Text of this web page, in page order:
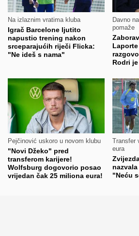
Na izlaznim vratima kluba
Igrač Barcelone ljutito
napustio trening nakon
srceparajućih riječi Flicka:
"Ne ideš s nama"
Davno
pomaže
Rodri
Pejčinović uskoro u novom klubu
"Novi Džeko" pred
transferom karijere!
Wolfsburg dogovorio posao
vrijedan čak 25 miliona eura!
Transfer
eura
"Neću